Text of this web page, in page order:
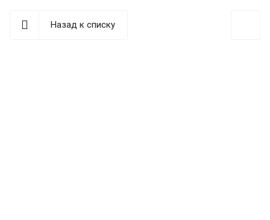
Назад к списку